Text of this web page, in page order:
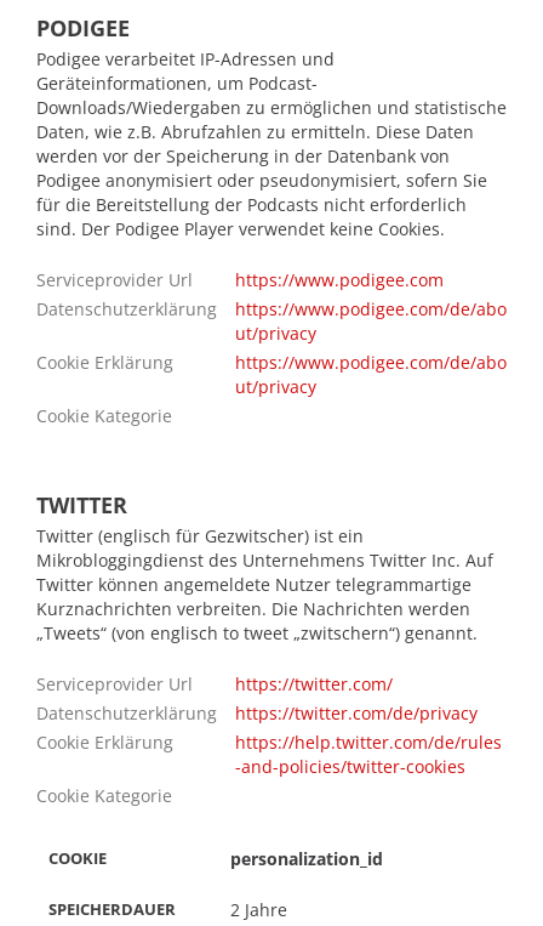
PODIGEE
Podigee verarbeitet IP-Adressen und
Geräteinformationen, um Podcast-
Downloads/Wiedergaben zu ermöglichen und statistische
Daten, wie z.B. Abrufzahlen zu ermitteln. Diese Daten
werden vor der Speicherung in der Datenbank von
Podigee anonymisiert oder pseudonymisiert, sofern Sie
für die Bereitstellung der Podcasts nicht erforderlich
sind. Der Podigee Player verwendet keine Cookies.
Serviceprovider Url
https://www.podigee.com
Datenschutzerklärung
https://www.podigee.com/de/abo
ut/privacy
Cookie Erklärung
https://www.podigee.com/de/abo
ut/privacy
Cookie Kategorie
TWITTER
Twitter (englisch für Gezwitscher) ist ein
Mikrobloggingdienst des Unternehmens Twitter Inc. Auf
Twitter können angemeldete Nutzer telegrammartige
Kurznachrichten verbreiten. Die Nachrichten werden
„Tweets“ (von englisch to tweet „zwitschern“) genannt.
Serviceprovider Url
https://twitter.com/
Datenschutzerklärung
https://twitter.com/de/privacy
Cookie Erklärung
https://help.twitter.com/de/rules
-and-policies/twitter-cookies
Cookie Kategorie
personalization_id
2 Jahre